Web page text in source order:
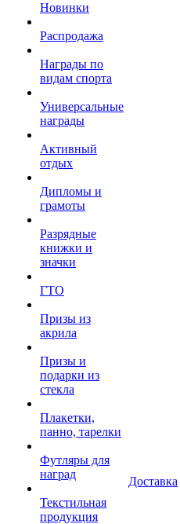
Новинки
Распродажа
Награды по
видам спорта
Универсальные
награды
Активный
отдых
Дипломы и
грамоты
Разрядные
книжки и
значки
ГТО
Призы из
акрила
Призы и
подарки из
стекла
Плакетки,
панно, тарелки
Футляры для
наград
Текстильная
продукция
Доставка